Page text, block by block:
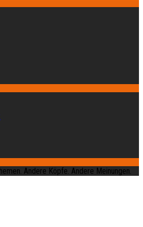
Andere Köpfe. Andere Meinungen.